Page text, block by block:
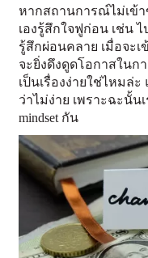
หากสถานการณ์ไม่เข้า
เองรู้สึกใจฟูก่อน เช่น
รู้สึกผ่อนคลาย เมื่อจะ
จะยิ่งดึงดูดโอกาสในก
เป็นเรื่องง่ายใช่ไหมล่
ว่าไม่ง่าย เพราะฉะนั้น
mindset กัน